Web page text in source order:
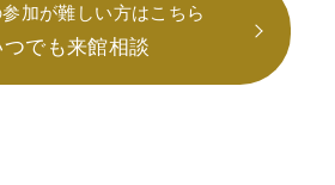
加が難しい方はこちら
つでも来館相談